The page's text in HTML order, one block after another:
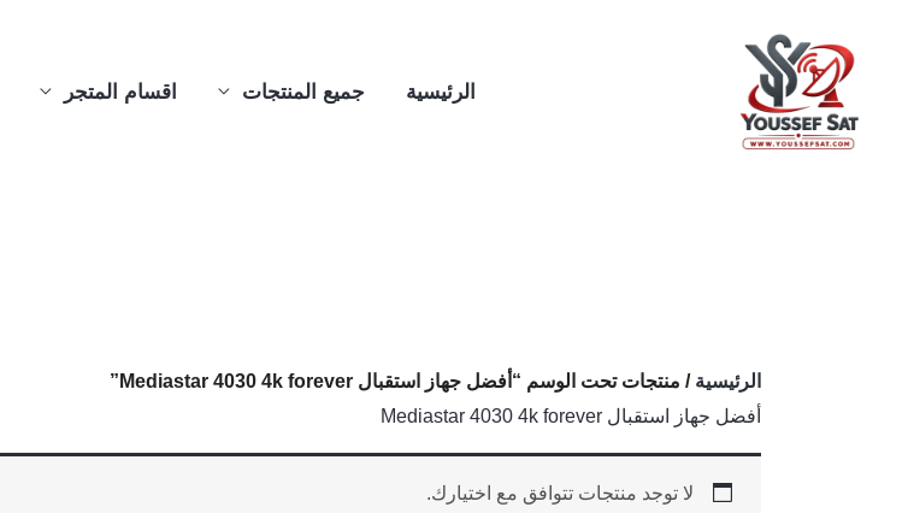
الرئيسية جميع المنتجات اقسام المتجر
الرئيسية / منتجات تحت الوسم “أفضل جهاز استقبال Mediastar 4030 4k forever”
أفضل جهاز استقبال Mediastar 4030 4k forever
لا توجد منتجات تتوافق مع اختيارك.